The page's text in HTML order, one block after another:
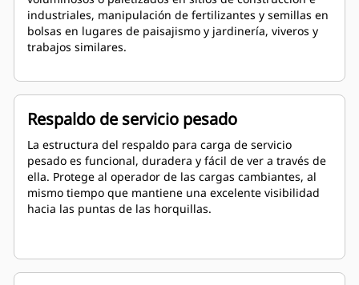
industriales, manipulación de fertilizantes y semillas en
bolsas en lugares de paisajismo y jardinería, viveros y
trabajos similares.
Respaldo de servicio pesado
La estructura del respaldo para carga de servicio
pesado es funcional, duradera y fácil de ver a través de
ella. Protege al operador de las cargas cambiantes, al
mismo tiempo que mantiene una excelente visibilidad
hacia las puntas de las horquillas.